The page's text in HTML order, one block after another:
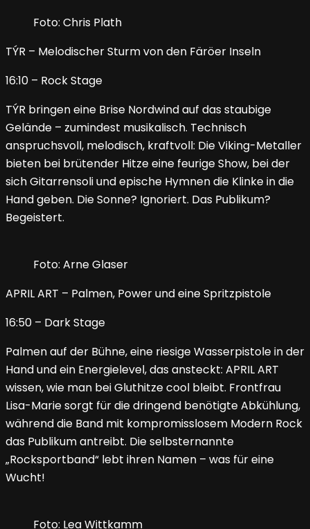
Foto: Chris Plath
TÝR – Melodischer Sturm von den Färöer Inseln
16:10 – Rock Stage
TÝR bringen eine Brise Nordwind auf das staubige
Gelände – zumindest musikalisch. Technisch
anspruchsvoll, melodisch, kraftvoll: Die Viking-Metaller
bieten bei brütender Hitze eine feurige Show, bei der
sich Gitarrensoli und epische Hymnen die Klinke in die
Hand geben. Die Sonne? Ignoriert. Das Publikum?
Begeistert.
Foto: Arne Glaser
APRIL ART – Palmen, Power und eine Spritzpistole
16:50 – Dark Stage
Palmen auf der Bühne, eine riesige Wasserpistole in der
Hand und ein Energielevel, das ansteckt: APRIL ART
wissen, wie man bei Gluthitze cool bleibt. Frontfrau
Lisa-Marie sorgt für die dringend benötigte Abkühlung,
während die Band mit kompromisslosem Modern Rock
das Publikum antreibt. Die selbsternannte
„Rocksportband“ lebt ihren Namen – was für eine
Wucht!
Foto: Lea Wittkamm